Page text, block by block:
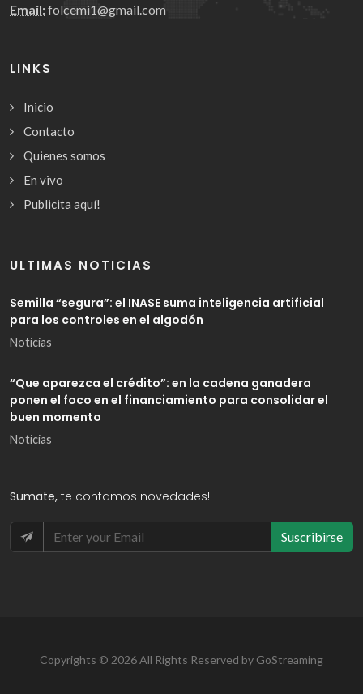
Email:folcemi1@gmail.com
LINKS
Inicio
Contacto
Quienes somos
En vivo
Publicita aquí!
ULTIMAS NOTICIAS
Semilla “segura”: el INASE suma inteligencia artificial
para los controles en el algodón
Noticias
“Que aparezca el crédito”: en la cadena ganadera
ponen el foco en el financiamiento para consolidar el
buen momento
Noticias
Sumate, te contamos novedades!
Suscribirse
Copyrights © 2026 All Rights Reserved by GoStreaming